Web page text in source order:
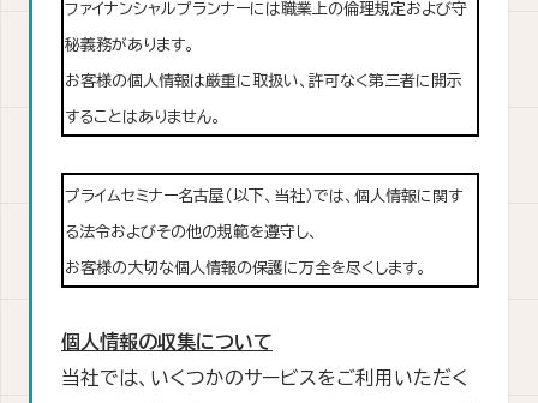
ファイナンシャルプランナーには職業上の倫理規定および守
秘義務があります。
お客様の個人情報は厳重に取扱い、許可なく第三者に開示
することはありません。
プライムセミナー名古屋（以下、当社）では、個人情報に関す
る法令およびその他の規範を遵守し、
お客様の大切な個人情報の保護に万全を尽くします。
個人情報の収集について
当社では、いくつかのサービスをご利用いただく